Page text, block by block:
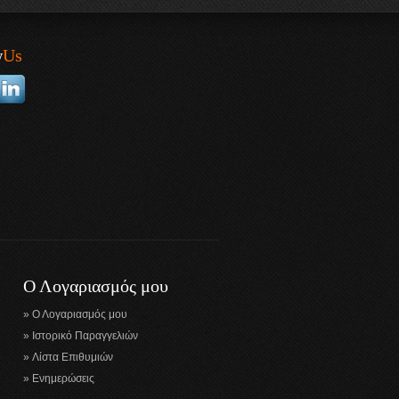
Us
Ο Λογαριασμός μου
Ο Λογαριασμός μου
Ιστορικό Παραγγελιών
Λίστα Επιθυμιών
Ενημερώσεις